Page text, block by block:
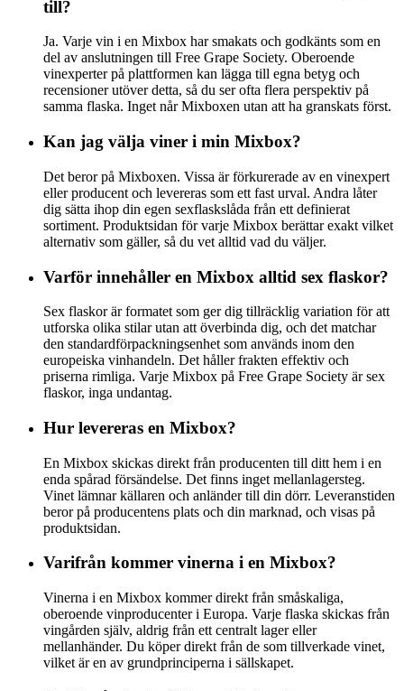
till?
Ja. Varje vin i en Mixbox har smakats och godkänts som en
del av anslutningen till Free Grape Society. Oberoende
vinexperter på plattformen kan lägga till egna betyg och
recensioner utöver detta, så du ser ofta flera perspektiv på
samma flaska. Inget når Mixboxen utan att ha granskats först.
Kan jag välja viner i min Mixbox?
Det beror på Mixboxen. Vissa är förkurerade av en vinexpert
eller producent och levereras som ett fast urval. Andra låter
dig sätta ihop din egen sexflaskslåda från ett definierat
sortiment. Produktsidan för varje Mixbox berättar exakt vilket
alternativ som gäller, så du vet alltid vad du väljer.
Varför innehåller en Mixbox alltid sex flaskor?
Sex flaskor är formatet som ger dig tillräcklig variation för att
utforska olika stilar utan att överbinda dig, och det matchar
den standardförpackningsenhet som används inom den
europeiska vinhandeln. Det håller frakten effektiv och
priserna rimliga. Varje Mixbox på Free Grape Society är sex
flaskor, inga undantag.
Hur levereras en Mixbox?
En Mixbox skickas direkt från producenten till ditt hem i en
enda spårad försändelse. Det finns inget mellanlagersteg.
Vinet lämnar källaren och anländer till din dörr. Leveranstiden
beror på producentens plats och din marknad, och visas på
produktsidan.
Varifrån kommer vinerna i en Mixbox?
Vinerna i en Mixbox kommer direkt från småskaliga,
oberoende vinproducenter i Europa. Varje flaska skickas från
vingården själv, aldrig från ett centralt lager eller
mellanhänder. Du köper direkt från de som tillverkade vinet,
vilket är en av grundprinciperna i sällskapet.